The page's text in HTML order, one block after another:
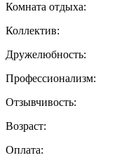
Комната отдыха:
Коллектив:
Дружелюбность:
Профессионализм:
Отзывчивость:
Возраст:
Оплата: